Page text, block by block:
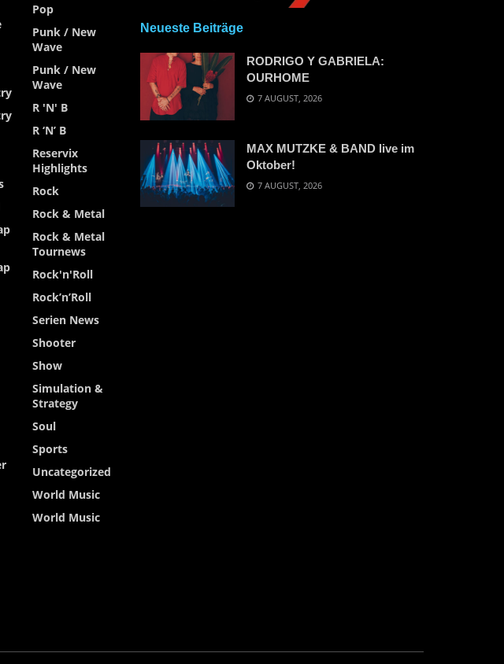
Pop
Punk / New
Wave
Punk / New
Wave
R 'n' B
R ‘n’ B
Reservix
Highlights
Rock
Rock & Metal
Rock & Metal
Tournews
Rock'n'Roll
Rock’n’Roll
Serien News
Shooter
Show
Simulation &
Strategy
Soul
Sports
Uncategorized
World Music
World Music
Neueste Beiträge
RODRIGO Y GABRIELA:
OURHOME
7 AUGUST, 2026
MAX MUTZKE & BAND live im
Oktober!
7 AUGUST, 2026